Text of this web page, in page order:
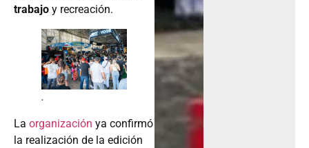
trabajo y recreación.
.
La organización ya confirmó
la realización de la edición